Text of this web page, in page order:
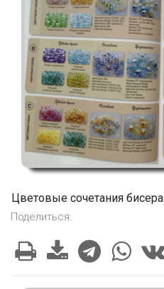
Цветовые сочетания бисера
Поделиться: